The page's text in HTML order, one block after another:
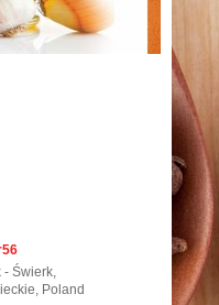
- Świerk,
Poland